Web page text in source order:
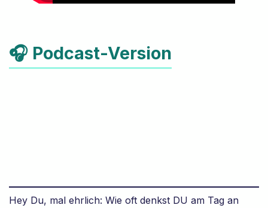
🎧 Podcast-Version
Hey Du, mal ehrlich: Wie oft denkst DU am Tag an